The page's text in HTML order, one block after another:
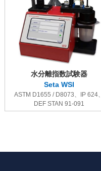
水分離指数試験器
Seta WSI
ASTM D1655 / D8073、IP 624、
DEF STAN 91-091